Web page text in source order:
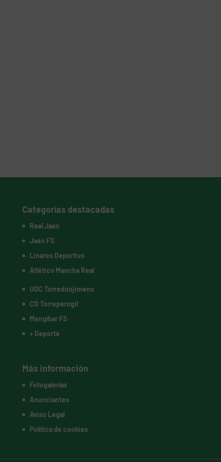
Categorías destacadas
Real Jaén
Jaén FS
Linares Deportivo
Atlético Mancha Real
UDC Torredonjimeno
CD Torreperogil
Mengíbar FS
+ Deporte
Más información
Fotogalerías
Anunciantes
Aviso Legal
Política de cookies